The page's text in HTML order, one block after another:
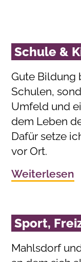
Schule &
Gute Bildung
Schulen,
Umfeld und
dem Leben
Dafür setze
vor Ort.
Weiterlesen
Sport,
Mahlsdorf